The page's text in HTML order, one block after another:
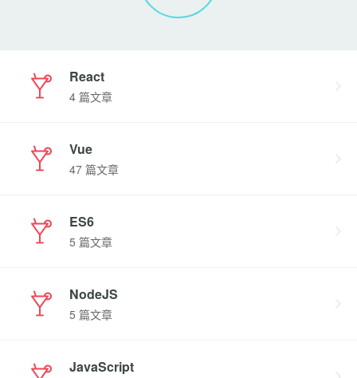
React
4 篇文章
Vue
47 篇文章
ES6
5 篇文章
NodeJS
5 篇文章
JavaScript